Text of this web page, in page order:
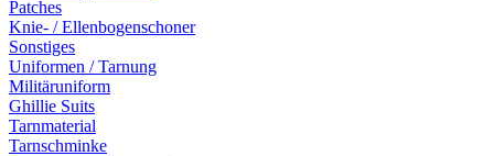
Patches
Knie- / Ellenbogenschoner
Sonstiges
Uniformen / Tarnung
Militäruniform
Ghillie Suits
Tarnmaterial
Tarnschminke